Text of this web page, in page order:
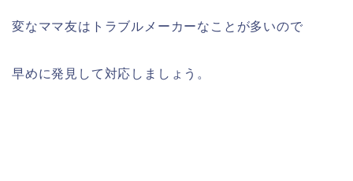
変なママ友はトラブルメーカーなことが多いので
早めに発見して対応しましょう。